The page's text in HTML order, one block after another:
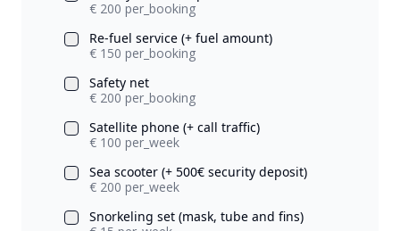
€ 200 per_booking
Re-fuel service (+ fuel amount)
€ 150 per_booking
Safety net
€ 200 per_booking
Satellite phone (+ call traffic)
€ 100 per_week
Sea scooter (+ 500€ security deposit)
€ 200 per_week
Snorkeling set (mask, tube and fins)